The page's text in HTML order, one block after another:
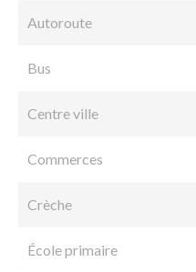
Autoroute
Bus
Centre ville
Commerces
Crèche
École primaire